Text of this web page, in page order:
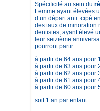
Spécificité au sein du
Femme ayant élevées
d’un départ anti¬cipé
des taux de minoration
dentistes, ayant élevé
leur seizième
pourront partir :
à partir de 64 ans pour
à partir de 63 ans pour
à partir de 62 ans pour
à partir de 61 ans pour
à partir de 60 ans pour
soit 1 an par enfant